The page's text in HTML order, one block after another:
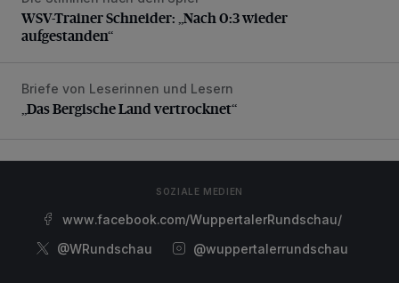
WSV-Trainer Schneider: „Nach 0:3 wieder
aufgestanden“
„Das Bergische Land vertrocknet“
Briefe von Leserinnen und Lesern
„Das Bergische Land vertrocknet“
SOZIALE MEDIEN
www.facebook.com/WuppertalerRundschau/
@WRundschau
@wuppertalerrundschau